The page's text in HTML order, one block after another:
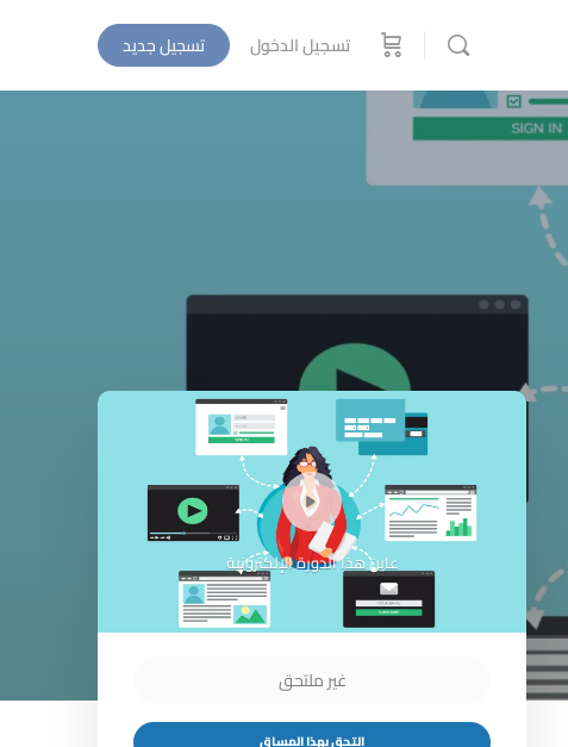
تسجيل الدخول تسجيل جديد
عاين هذا الدورة الإلكترونية
غير ملتحق
التحق بهذا المساق